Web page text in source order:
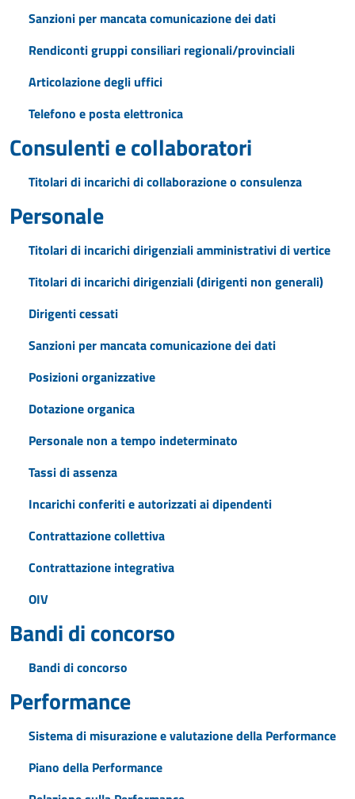
Sanzioni per mancata comunicazione dei dati
Rendiconti gruppi consiliari regionali/provinciali
Articolazione degli uffici
Telefono e posta elettronica
Consulenti e collaboratori
Titolari di incarichi di collaborazione o consulenza
Personale
Titolari di incarichi dirigenziali amministrativi di vertice
Titolari di incarichi dirigenziali (dirigenti non generali)
Dirigenti cessati
Sanzioni per mancata comunicazione dei dati
Posizioni organizzative
Dotazione organica
Personale non a tempo indeterminato
Tassi di assenza
Incarichi conferiti e autorizzati ai dipendenti
Contrattazione collettiva
Contrattazione integrativa
OIV
Bandi di concorso
Bandi di concorso
Performance
Sistema di misurazione e valutazione della Performance
Piano della Performance